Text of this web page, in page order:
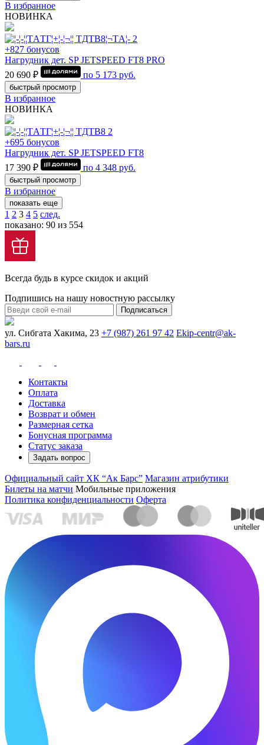
В избранное
НОВИНКА
+827 бонусов
Нагрудник дет. SP JETSPEED FT8 PRO
20 690 ₽
по 5 173 руб.
быстрый просмотр
В избранное
НОВИНКА
+695 бонусов
Нагрудник дет. SP JETSPEED FT8
17 390 ₽
по 4 348 руб.
быстрый просмотр
В избранное
показать еще
1 2 3 4 5 след.
показано: 90 из 554
Всегда будь в курсе скидок и акций
Подпишись на нашу новостную рассылку
Подписаться
ул. Сибгата Хакима, 23 +7 (987) 261 97 42 Ekip-centr@ak-
bars.ru
Контакты
Оплата
Доставка
Возврат и обмен
Размерная сетка
Бонусная программа
Статус заказа
Задать вопрос
Официальный сайт ХК “Ак Барс” Магазин атрибутики
Билеты на матчи Мобильные приложения
Политика конфиденциальности Оферта